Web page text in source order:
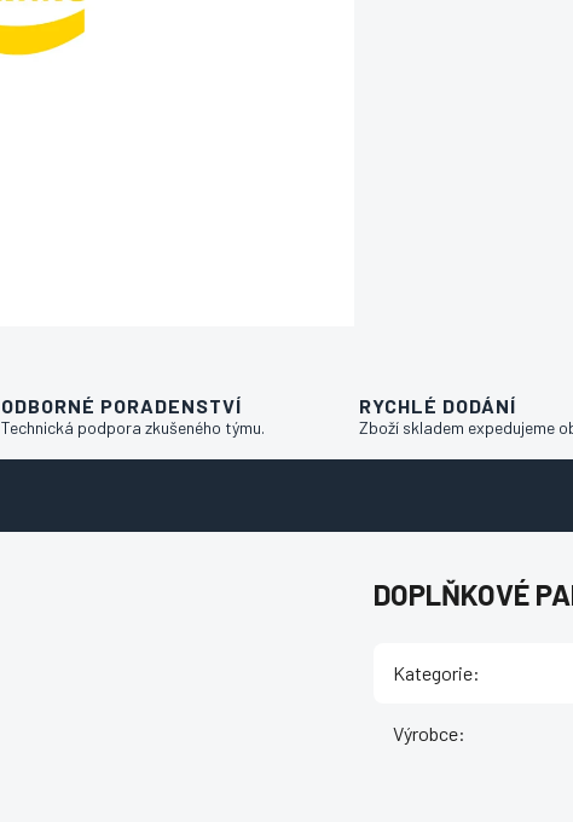
ODBORNÉ PORADENSTVÍ
Technická podpora zkušeného týmu.
RYCHLÉ DODÁNÍ
Zboží skladem expedujeme
DOPLŇKOVÉ
Kategorie:
Výrobce: